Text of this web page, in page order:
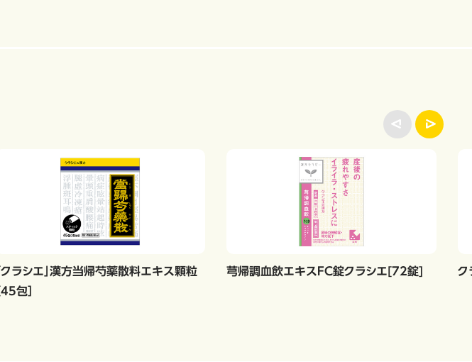
「クラシエ」漢方当帰芍薬散料エキス顆粒
［45包］
芎帰調血飲エキスFC錠クラシエ[72錠] ク